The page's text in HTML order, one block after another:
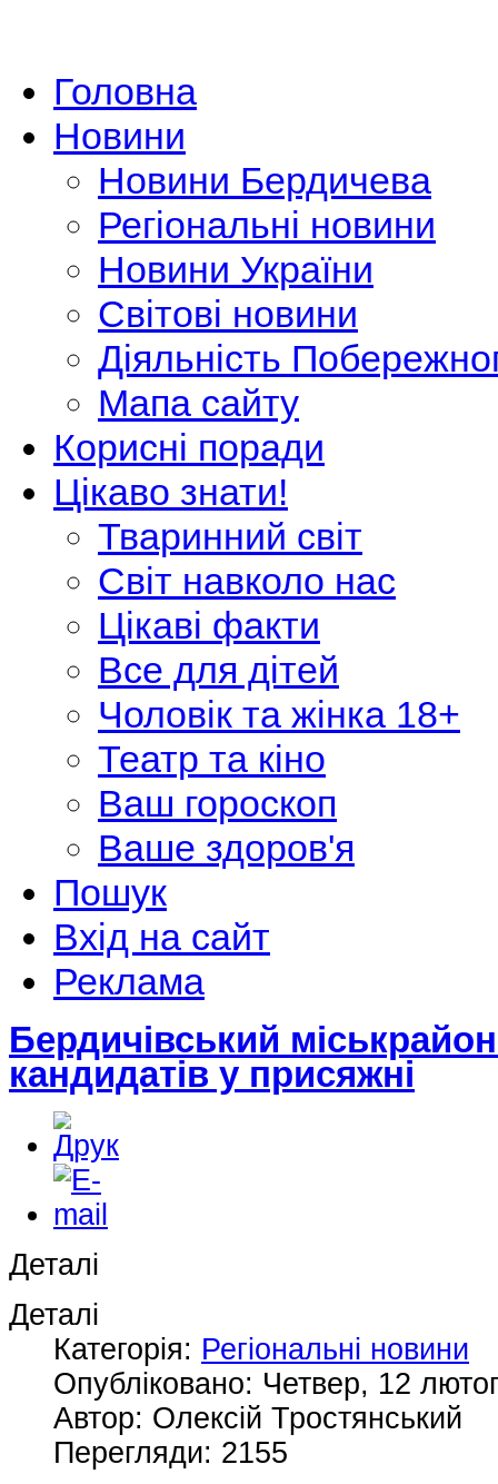
Головна
Новини
Новини Бердичева
Регіональні новини
Новини України
Світові новини
Діяльність
Мапа сайту
Корисні поради
Цікаво знати!
Тваринний світ
Світ навколо нас
Цікаві факти
Все для дітей
Чоловік та жінка 18+
Театр та кіно
Ваш гороскоп
Ваше здоров'я
Пошук
Вхід на сайт
Реклама
Бердичівський
кандидатів у присяжні
Деталі
Деталі
Категорія: Регіональні новини
Опубліковано: Четвер, 12
Автор: Олексій Тростянський
Перегляди: 2155